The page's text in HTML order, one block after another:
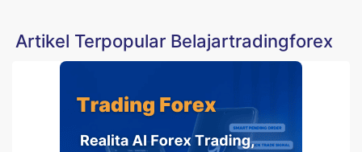
Artikel Terpopular Belajartradingforex